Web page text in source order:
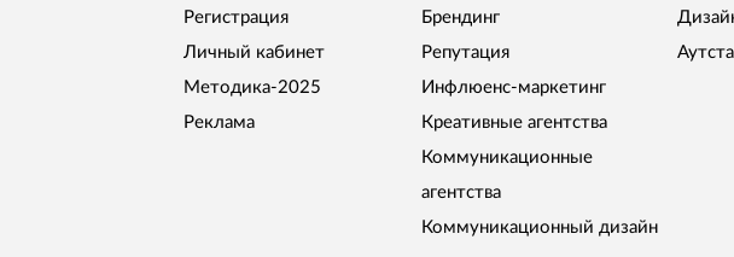
Регистрация
Личный кабинет
Методика-2025
Реклама
Брендинг
Репутация
Инфлюенс-маркетинг
Креативные агентства
Коммуникационные
агентства
Коммуникационный дизайн